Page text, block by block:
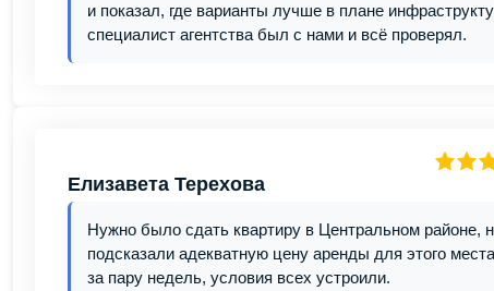
и показал, где варианты лучше в плане
специалист агентства был с нами и всё проверял.
Елизавета Терехова
Нужно было сдать квартиру в Центральном районе,
подсказали адекватную цену аренды для этого
за пару недель, условия всех устроили.